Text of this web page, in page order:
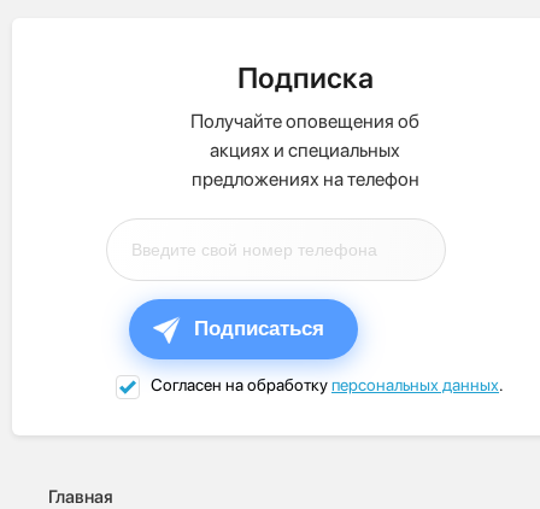
Подписка
Получайте оповещения об
акциях и специальных
предложениях на телефон
Подписаться
Согласен на обработкуперсональных данных.
Главная